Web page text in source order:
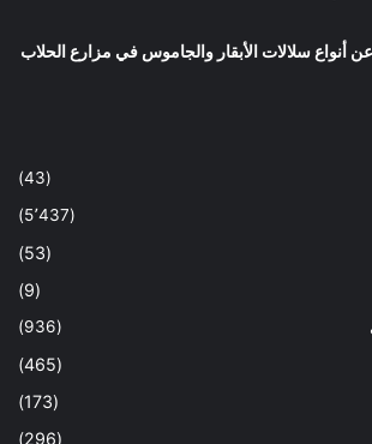
أنواع سلالات الأبقار والجاموس في مزارع الحلاب
(43)
(5٬437)
(53)
(9)
(936)
(465)
(173)
(296)